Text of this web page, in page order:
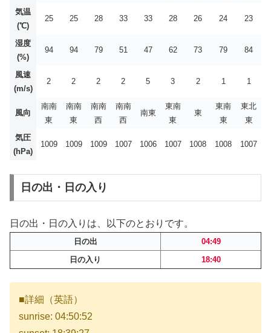
気温
(℃)
25 25 28 33 33 28 26 24 23
湿度
(%)
94 94 79 51 47 62 73 79 84
風速
(m/s)
2 2 2 2 5 3 2 1 1
風向
南南
東
南南
東
南南
西
南南
西
南東
東南
東
東
東南
東
東北
東
気圧
(hPa)
1009 1009 1009 1007 1006 1007 1008 1008 1007
日の出・日の入り
日の出・日の入りは、以下のとおりです。
日の出
04:49
日の入り
18:40
■詳細（英語）
sunrise: 04:50:52